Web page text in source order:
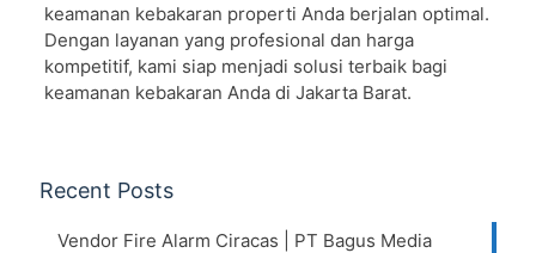
keamanan kebakaran properti Anda berjalan optimal.
Dengan layanan yang profesional dan harga
kompetitif, kami siap menjadi solusi terbaik bagi
keamanan kebakaran Anda di Jakarta Barat.
Recent Posts
Vendor Fire Alarm Ciracas | PT Bagus Media